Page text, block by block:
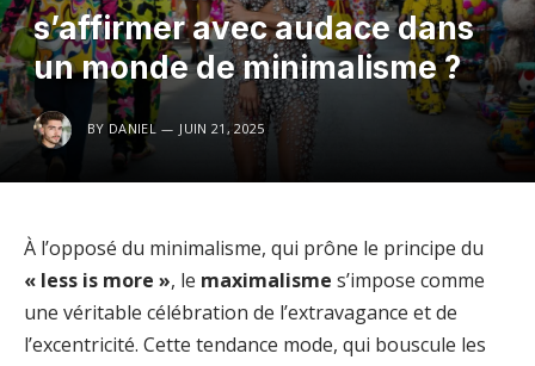
s’affirmer avec audace dans
un monde de minimalisme ?
BY DANIEL JUIN 21, 2025
À l’opposé du minimalisme, qui prône le principe du
« less is more », le maximalisme s’impose comme
une véritable célébration de l’extravagance et de
l’excentricité. Cette tendance mode, qui bouscule les